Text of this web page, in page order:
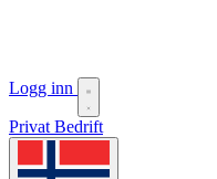
Logg inn
Privat Bedrift